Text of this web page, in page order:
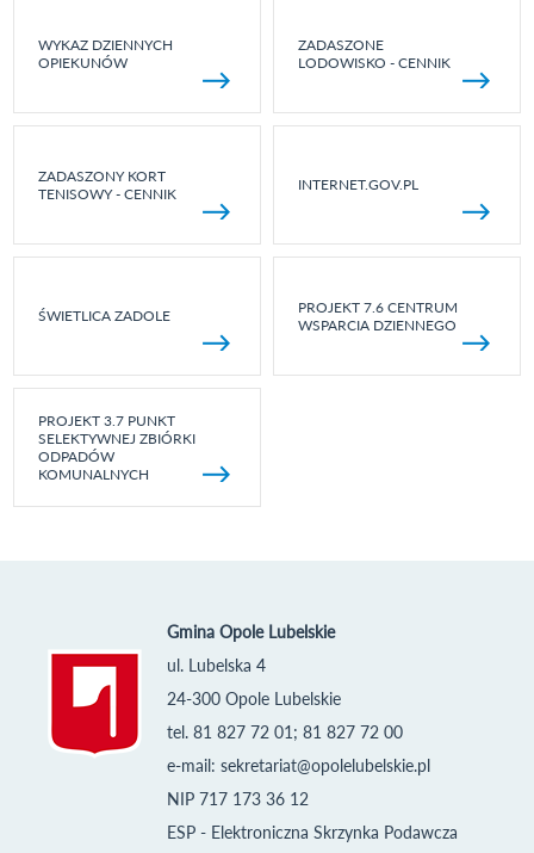
WYKAZ DZIENNYCH
OPIEKUNÓW
ZADASZONE
LODOWISKO - CENNIK
ZADASZONY KORT
TENISOWY - CENNIK
INTERNET.GOV.PL
ŚWIETLICA ZADOLE
PROJEKT 7.6 CENTRUM
WSPARCIA DZIENNEGO
PROJEKT 3.7 PUNKT
SELEKTYWNEJ ZBIÓRKI
ODPADÓW
KOMUNALNYCH
Gmina Opole Lubelskie
ul. Lubelska 4
24-300 Opole Lubelskie
tel. 81 827 72 01; 81 827 72 00
e-mail: sekretariat@opolelubelskie.pl
NIP 717 173 36 12
ESP - Elektroniczna Skrzynka Podawcza